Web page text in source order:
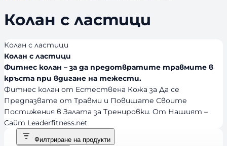
Колан с ластици
Колан с ластици
Колан с ластици
Фитнес колан – за да предотвратите травмите в
кръста при вдигане на тежести.
Фитнес колан от Естествена Кожа за Да се
Предпазвате от Травми и Повишате Своите
Постижения в Залата за Тренировки. От Нашият –
Сайт Leaderfitness.net
Филтриране на продукти